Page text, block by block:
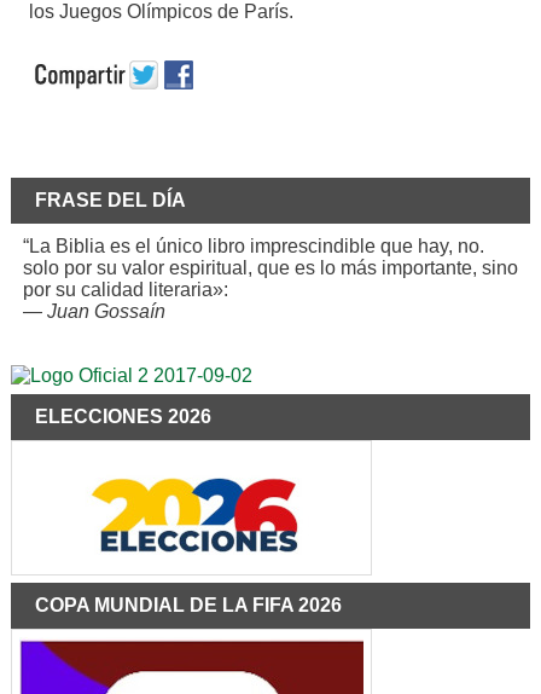
los Juegos Olímpicos de París.
FRASE DEL DÍA
“La Biblia es el único libro imprescindible que hay, no.
solo por su valor espiritual, que es lo más importante, sino
por su calidad literaria»:
— Juan Gossaín
ELECCIONES 2026
COPA MUNDIAL DE LA FIFA 2026